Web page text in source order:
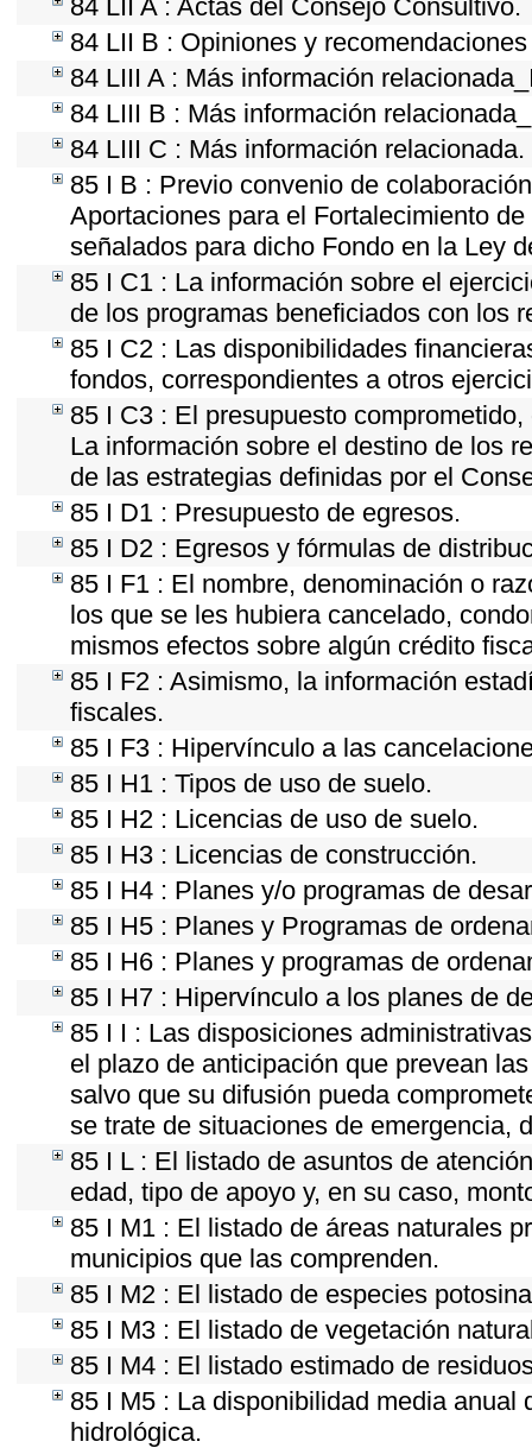
84 LII A : Actas del Consejo Consultivo.
84 LII B : Opiniones y
84 LIII A : Más información
84 LIII B : Más información
84 LIII C : Más información
85 I B : Previo convenio de
Aportaciones para el Fortalecimiento
señalados para dicho Fondo en la Ley
85 I C1 : La información sobre el
de los programas beneficiados con los
85 I C2 : Las disponibilidades
fondos, correspondientes a otros
85 I C3 : El presupuesto
La información sobre el destino de los
de las estrategias definidas por el
85 I D1 : Presupuesto de egresos.
85 I D2 : Egresos y fórmulas de
85 I F1 : El nombre, denominación o
los que se les hubiera cancelado,
mismos efectos sobre algún crédito
85 I F2 : Asimismo, la información
fiscales.
85 I F3 : Hipervínculo a las
85 I H1 : Tipos de uso de suelo.
85 I H2 : Licencias de uso de suelo.
85 I H3 : Licencias de construcción.
85 I H4 : Planes y/o programas de
85 I H5 : Planes y Programas de
85 I H6 : Planes y programas de
85 I H7 : Hipervínculo a los planes de
85 I I : Las disposiciones
el plazo de anticipación que prevean
salvo que su difusión pueda
se trate de situaciones de emergencia,
85 I L : El listado de asuntos de
edad, tipo de apoyo y, en su caso,
85 I M1 : El listado de áreas naturales
municipios que las comprenden.
85 I M2 : El listado de especies
85 I M3 : El listado de vegetación
85 I M4 : El listado estimado de
85 I M5 : La disponibilidad media
hidrológica.